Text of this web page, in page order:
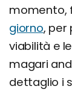
momento,
giorno, per
viabilità e
magari
dettaglio i